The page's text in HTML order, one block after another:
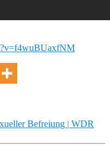
Befreiung | WDR